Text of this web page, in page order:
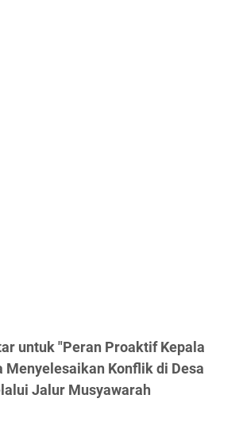
untuk "Peran Proaktif Kepala
Menyelesaikan Konflik di Desa
Jalur Musyawarah